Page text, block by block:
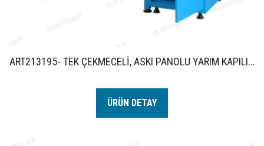
ART213195- TEK ÇEKMECELİ, ASKI PANOLU YARIM KAPILI...
ÜRÜN DETAY